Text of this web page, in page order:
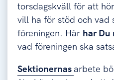
torsdagskväll för att
vill ha för stöd och vad
föreningen. Här har Du
vad föreningen ska
Sektionernasarbete